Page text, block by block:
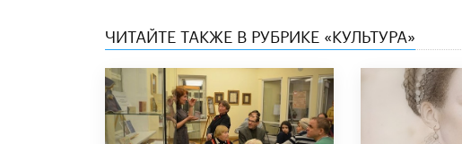
ЧИТАЙТЕ ТАКЖЕ В РУБРИКЕ «КУЛЬТУРА»